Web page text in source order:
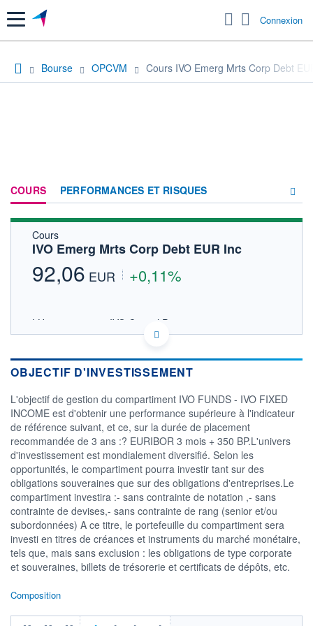
Menu Connexion
Bourse OPCVM Cours IVO Emerg Mrts Corp Debt
COURS PERFORMANCES ET RISQUES
Cours
IVO Emerg Mrts Corp Debt EUR Inc
92,06 EUR +0,11%
LU1732804163 - IVO Capital Partners
OPCVM DERNIER COURS CONNU AU 05/08/2026
03/12 08/04
94
96
CATÉGORIE MORNINGSTAR
Obligations Marchés
Emergents Emprunts
Privés Dominante EUR
FONDS PARTENAIRES
TARIFS PRIVILÉGIÉS 0%
PEA
Non éligible Boursobank
OBJECTIF D'INVESTISSEMENT
L'objectif de gestion du compartiment IVO FUNDS - IVO FIXED
INCOME est d'obtenir une performance supérieure à l'indicateur
de référence suivant, et ce, sur la durée de placement
recommandée de 3 ans :? EURIBOR 3 mois + 350 BP.L'univers
d'investissement est mondialement diversifié. Selon les
opportunités, le compartiment pourra investir tant sur des
obligations souveraines que sur des obligations d'entreprises.Le
compartiment investira :- sans contrainte de notation ,- sans
contrainte de devises,- sans contrainte de rang (senior et/ou
subordonnées) A ce titre, le portefeuille du compartiment sera
investi en titres de créances et instruments du marché monétaire,
tels que, mais sans exclusion : les obligations de type corporate
et souveraines, billets de trésorerie et certificats de dépôts, etc.
Composition